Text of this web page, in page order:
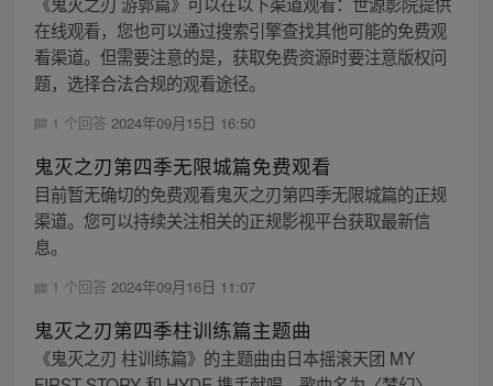
在线观看，您也可以通过搜索引擎查找其他可能的免费观
看渠道。但需要注意的是，获取免费资源时要注意版权问
题，选择合法合规的观看途径。
1 个回答 2024年09月15日 16:50
鬼灭之刃第四季无限城篇免费观看
目前暂无确切的免费观看鬼灭之刃第四季无限城篇的正规
渠道。您可以持续关注相关的正规影视平台获取最新信
息。
1 个回答 2024年09月16日 11:07
鬼灭之刃第四季柱训练篇主题曲
《鬼灭之刃 柱训练篇》的主题曲由日本摇滚天团 MY